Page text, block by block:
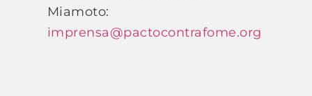
Miamoto:
imprensa@pactocontrafome.org